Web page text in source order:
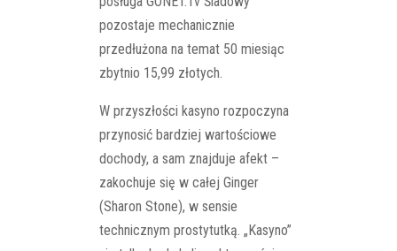
pozostaje mechanicznie
przedłużona na temat 50 miesiąc
zbytnio 15,99 złotych.
W przyszłości kasyno rozpoczyna
przynosić bardziej wartościowe
dochody, a sam znajduje afekt –
zakochuje się w całej Ginger
(Sharon Stone), w sensie
technicznym prostytutką. „Kasyno”